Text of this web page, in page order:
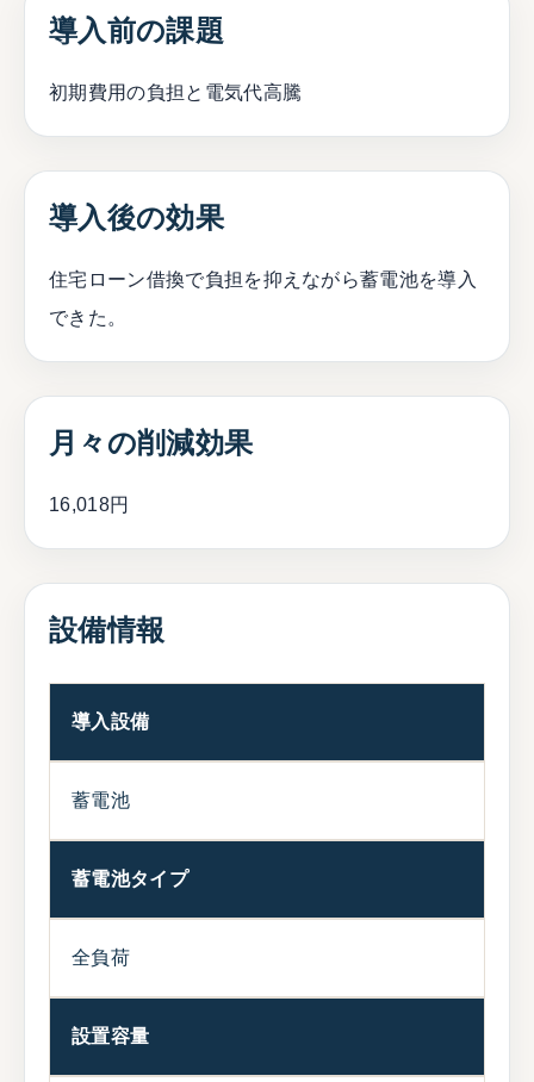
導入前の課題
初期費用の負担と電気代高騰
導入後の効果
住宅ローン借換で負担を抑えながら蓄電池を導入
できた。
月々の削減効果
16,018円
設備情報
導入設備
蓄電池
蓄電池タイプ
全負荷
設置容量